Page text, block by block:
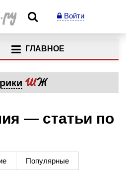
Войти
ГЛАВНОЕ
— статьи по
Популярные